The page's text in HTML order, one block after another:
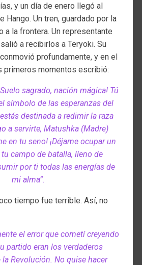
y un día de enero llegó al
Hango. Un tren, guardado por la
a la frontera. Un representante
a recibirlos a Teryoki. Su
profundamente, y en el
primeros momentos escribió:
sagrado, nación mágica! Tú
símbolo de las esperanzas del
destinada a redimir la raza
a servirte, Matushka (Madre)
en tu seno! ¡Déjame ocupar un
campo de batalla, lleno de
por ti todas las energías de
mi alma”.
tiempo fue terrible. Así, no
el error que cometí creyendo
partido eran los verdaderos
Revolución. No quise hacer